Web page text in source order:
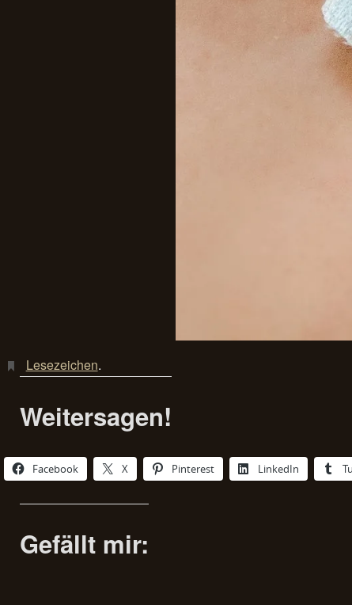
Lesezeichen.
Weitersagen!
Facebook X Pinterest LinkedIn
Gefällt mir: